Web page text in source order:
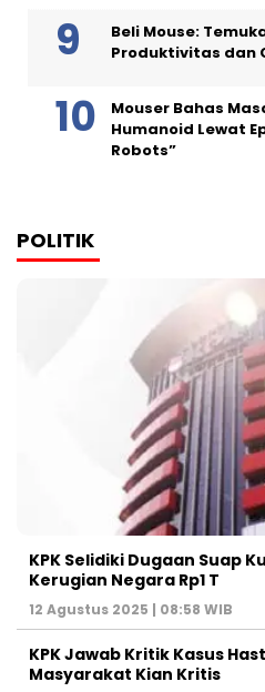
Beli Mouse:
Produktivitas dan
Mouser Bahas
Humanoid Lewat
Robots”
POLITIK
KPK Selidiki Dugaan Suap
Kerugian Negara Rp1 T
12 Agustus 2025 | 08:58 WIB
KPK Jawab Kritik Kasus
Masyarakat Kian Kritis